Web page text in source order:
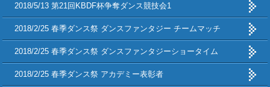
2018/5/13 第21回KBDF杯争奪ダンス競技会1
2018/2/25 春季ダンス祭 ダンスファンタジー チームマッチ
2018/2/25 春季ダンス祭 ダンスファンタジーショータイム
2018/2/25 春季ダンス祭 アカデミー表彰者